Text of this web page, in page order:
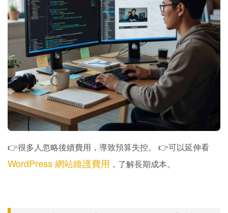
👉很多人忽略後續費用，導致預算失控。 👉可以延伸看
WordPress 網站維護費用 ，了解長期成本。